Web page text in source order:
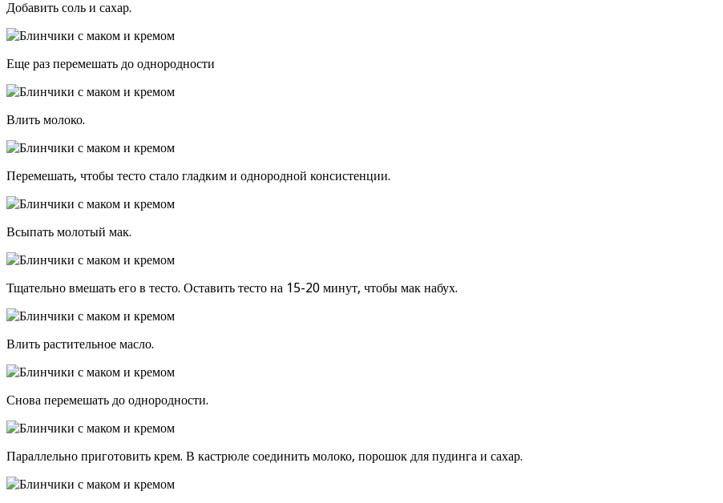
Добавить соль и сахар.
Еще раз перемешать до однородности
Влить молоко.
Перемешать, чтобы тесто стало гладким и однородной консистенции.
Всыпать молотый мак.
Тщательно вмешать его в тесто. Оставить тесто на 15-20 минут, чтобы мак набух.
Влить растительное масло.
Снова перемешать до однородности.
Параллельно приготовить крем. В кастрюле соединить молоко, порошок для пудинга и сахар.